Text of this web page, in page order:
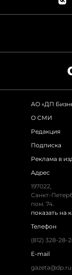
АО «ДП
О СМИ
Редакция
Подписка
Реклама в
Адрес
197022,
Санкт-
пом. 74.
показать на
Телефон
(812) 328-28-
E-mail
gazeta@dp.ru